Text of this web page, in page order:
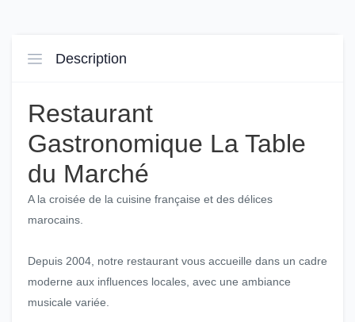
Description
Restaurant
Gastronomique La Table
du Marché
A la croisée de la cuisine française et des délices
marocains.
Depuis 2004, notre restaurant vous accueille dans un cadre
moderne aux influences locales, avec une ambiance
musicale variée.